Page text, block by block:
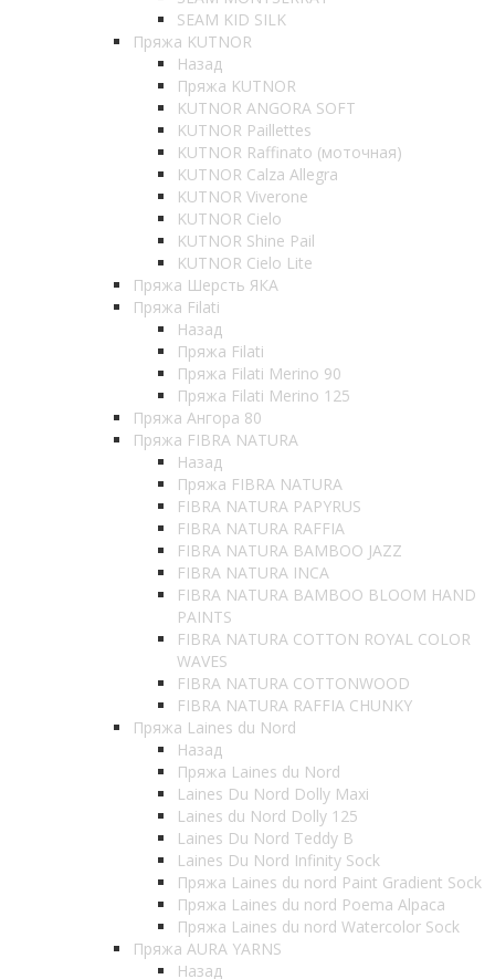
SEAM KID SILK
Пряжа KUTNOR
Назад
Пряжа KUTNOR
KUTNOR ANGORA SOFT
KUTNOR Paillettes
KUTNOR Raffinato (моточная)
KUTNOR Calza Allegra
KUTNOR Viverone
KUTNOR Cielo
KUTNOR Shine Pail
KUTNOR Cielo Lite
Пряжа Шерсть ЯКА
Пряжа Filati
Назад
Пряжа Filati
Пряжа Filati Merino 90
Пряжа Filati Merino 125
Пряжа Ангора 80
Пряжа FIBRA NATURA
Назад
Пряжа FIBRA NATURA
FIBRA NATURA PAPYRUS
FIBRA NATURA RAFFIA
FIBRA NATURA BAMBOO JAZZ
FIBRA NATURA INCA
FIBRA NATURA BAMBOO BLOOM HAND
PAINTS
FIBRA NATURA COTTON ROYAL COLOR
WAVES
FIBRA NATURA COTTONWOOD
FIBRA NATURA RAFFIA CHUNKY
Пряжа Laines du Nord
Назад
Пряжа Laines du Nord
Laines Du Nord Dolly Maxi
Laines du Nord Dolly 125
Laines Du Nord Teddy B
Laines Du Nord Infinity Sock
Пряжа Laines du nord Paint Gradient Sock
Пряжа Laines du nord Poema Alpaca
Пряжа Laines du nord Watercolor Sock
Пряжа AURA YARNS
Назад